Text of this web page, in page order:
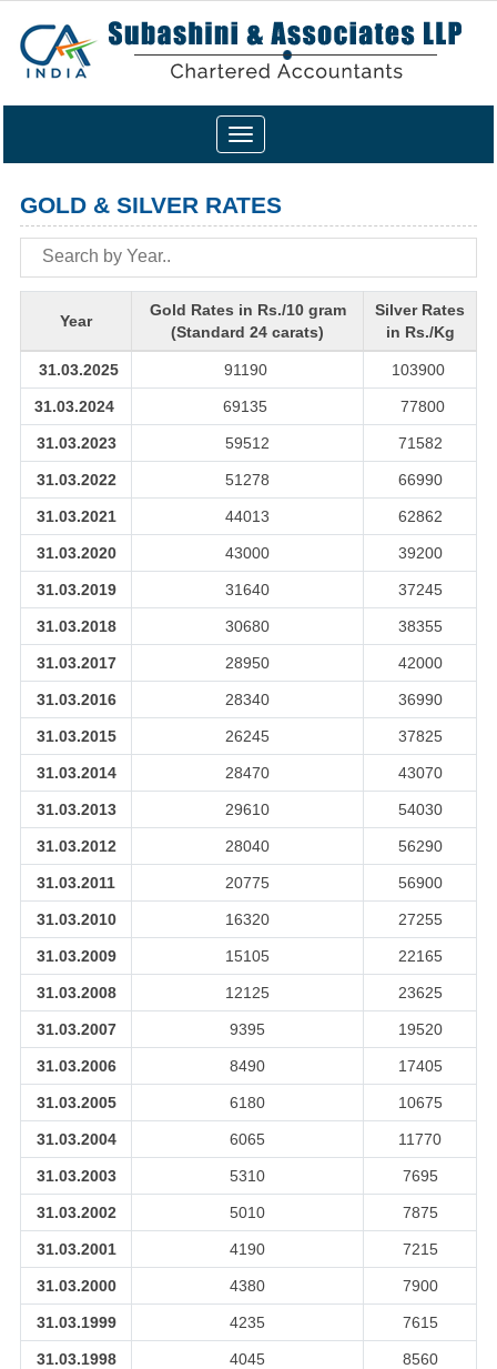
Toggle
navigation
GOLD & SILVER RATES
Year
Gold Rates in Rs./10 gram
(Standard 24 carats)
Silver Rates
in Rs./Kg
31.03.2025 91190 103900
31.03.2024 69135 77800
31.03.2023 59512 71582
31.03.2022 51278 66990
31.03.2021 44013 62862
31.03.2020 43000 39200
31.03.2019 31640 37245
31.03.2018 30680 38355
31.03.2017 28950 42000
31.03.2016 28340 36990
31.03.2015 26245 37825
31.03.2014 28470 43070
31.03.2013 29610 54030
31.03.2012 28040 56290
31.03.2011 20775 56900
31.03.2010 16320 27255
31.03.2009 15105 22165
31.03.2008 12125 23625
31.03.2007 9395 19520
31.03.2006 8490 17405
31.03.2005 6180 10675
31.03.2004 6065 11770
31.03.2003 5310 7695
31.03.2002 5010 7875
31.03.2001 4190 7215
31.03.2000 4380 7900
31.03.1999 4235 7615
31.03.1998 4045 8560